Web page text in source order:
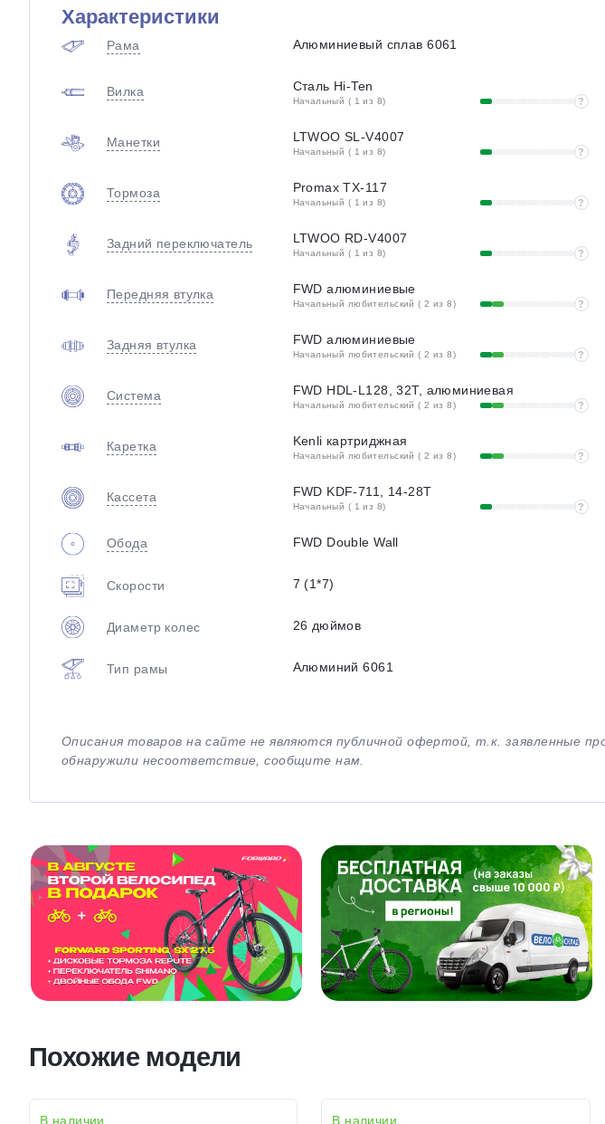
Характеристики
Рама Алюминиевый сплав 6061
Вилка Сталь Hi-Ten
Начальный ( 1 из 8) ?
Манетки LTWOO SL-V4007
Начальный ( 1 из 8) ?
Тормоза Promax TX-117
Начальный ( 1 из 8) ?
Задний переключатель LTWOO RD-V4007
Начальный ( 1 из 8) ?
Передняя втулка FWD алюминиевые
Начальный любительский ( 2 из 8) ?
Задняя втулка FWD алюминиевые
Начальный любительский ( 2 из 8) ?
Система FWD HDL-L128, 32T, алюминиевая
Начальный любительский ( 2 из 8) ?
Каретка Kenli картриджная
Начальный любительский ( 2 из 8) ?
Кассета FWD KDF-711, 14-28T
Начальный ( 1 из 8) ?
Обода FWD Double Wall
Скорости 7 (1*7)
Диаметр колес 26 дюймов
Тип рамы Алюминий 6061
Описания товаров на сайте не являются публичной офертой, т.к. заявленные
обнаружили несоответствие, сообщите нам.
Похожие модели
В наличии
В наличии